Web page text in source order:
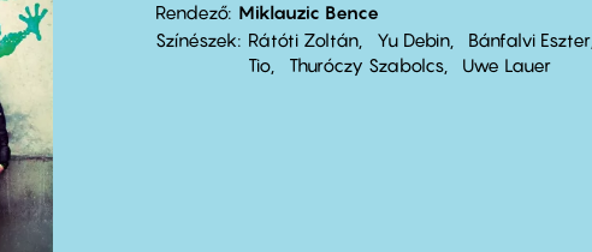
Rendező Miklauzic Bence
Színészek
Rátóti Zoltán Yu Debin Bánfalvi Eszter
Tio
Thuróczy Szabolcs Uwe Lauer